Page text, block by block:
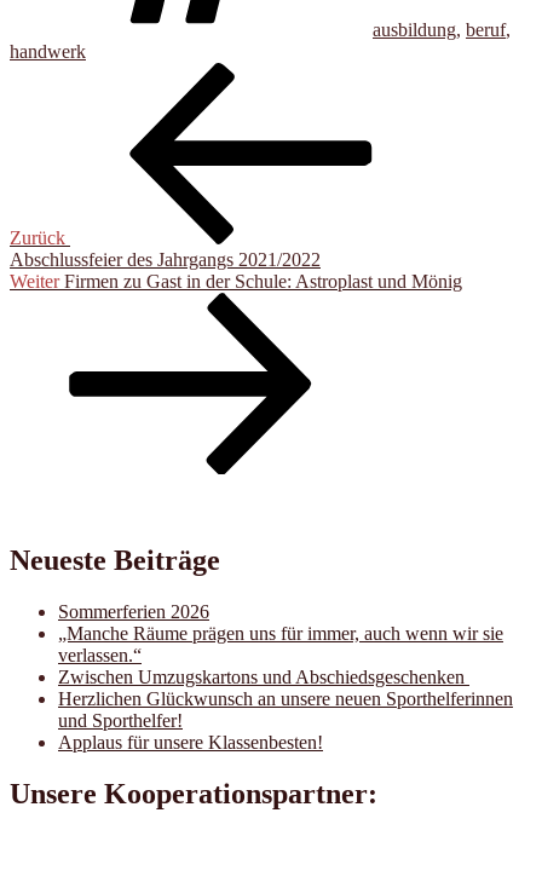
ausbildung, beruf,
handwerk
Beitragsnavigation
Zurück
Abschlussfeier des Jahrgangs 2021/2022
Nächster
Weiter Firmen zu Gast in der Schule: Astroplast und Mönig
Neueste Beiträge
Sommerferien 2026
„Manche Räume prägen uns für immer, auch wenn wir sie
verlassen.“
Zwischen Umzugskartons und Abschiedsgeschenken
Herzlichen Glückwunsch an unsere neuen Sporthelferinnen
und Sporthelfer!
Applaus für unsere Klassenbesten!
Unsere Kooperationspartner: